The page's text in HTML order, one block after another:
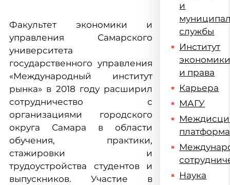
Факультет экономики и
управления Самарского
университета
государственного управления
«Международный институт
рынка» в 2018 году расширил
сотрудничество с
организациями городского
округа Самара в области
обучения, практики,
стажировки и
трудоустройства студентов и
выпускников. Участие в
и
службы
Институт
и права
Карьера
МАГУ
платформа
Наука